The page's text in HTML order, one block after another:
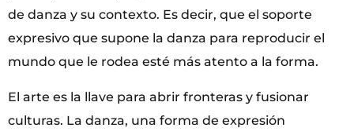
de danza y su contexto. Es decir, que el soporte
expresivo que supone la danza para reproducir el
mundo que le rodea esté más atento a la forma.
El arte es la llave para abrir fronteras y fusionar
culturas. La danza, una forma de expresión